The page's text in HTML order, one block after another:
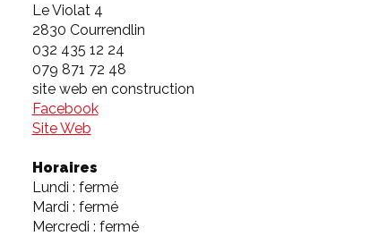
Le Violat 4
2830 Courrendlin
032 435 12 24
079 871 72 48
site web en construction
Facebook
Site Web
Horaires
Lundi : fermé
Mardi : fermé
Mercredi : fermé